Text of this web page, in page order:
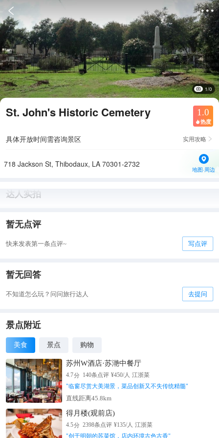
 
1/0
St. John's Historic Cemetery 1.0
 热度
具体开放时间需咨询景区 实用攻略 
718 Jackson St, Thibodaux, LA 70301-2732
地图·周边
达人实拍
暂无点评
快来发表第一条点评~ 写点评
暂无回答
不知道怎么玩？问问旅行达人 去提问
景点附近
美食 景点 购物
苏州W酒店·苏滟中餐厅
4.7分 140条点评 ¥450/人 江浙菜
"临窗尽赏大美湖景，菜品创新又不失传统精髓"
直线距离45.8km
得月楼(观前店)
4.5分 2398条点评 ¥135/人 江浙菜
"创于明朝的苏菜馆，店内环境古色古香"